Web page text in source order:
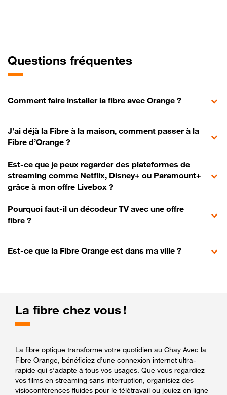
Questions fréquentes
Comment faire installer la fibre avec Orange ?
J’ai déjà la Fibre à la maison, comment passer à la
Fibre d’Orange ?
Est-ce que je peux regarder des plateformes de
streaming comme Netflix, Disney+ ou Paramount+
grâce à mon offre Livebox ?
Pourquoi faut-il un décodeur TV avec une offre
fibre ?
Est-ce que la Fibre Orange est dans ma ville ?
La fibre chez vous !
La fibre optique transforme votre quotidien au Chay Avec la
Fibre Orange, bénéficiez d’une connexion internet ultra-
rapide qui s’adapte à tous vos usages. Que vous regardiez
vos films en streaming sans interruption, organisiez des
visioconférences fluides pour le télétravail ou jouiez en ligne